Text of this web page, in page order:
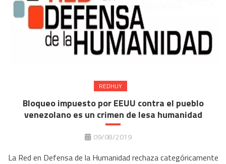
REDHUY
Bloqueo impuesto por EEUU contra el pueblo
venezolano es un crimen de lesa humanidad
09/08/2019
La Red en Defensa de la Humanidad rechaza categóricamente